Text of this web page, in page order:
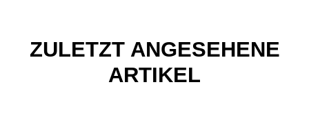
ZULETZT ANGESEHENE
ARTIKEL